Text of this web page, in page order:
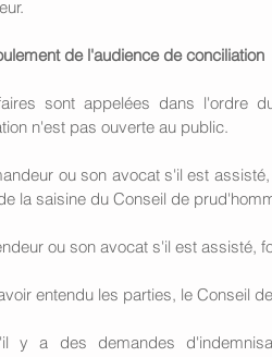
de l'audience de conciliation
sont appelées dans l'ordre
n'est pas ouverte au public.
ou son avocat s'il est
la saisine du Conseil de
ou son avocat s'il est assisté,
entendu les parties, le Conseil
y a des demandes